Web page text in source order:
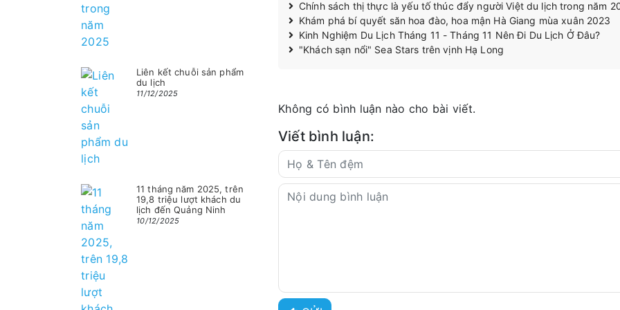
Liên kết chuỗi sản phẩm
du lịch
11/12/2025
11 tháng năm 2025, trên
19,8 triệu lượt khách du
lịch đến Quảng Ninh
10/12/2025
Chính sách thị thực là yếu tố thúc đẩy người Việt du lịch trong năm
Khám phá bí quyết săn hoa đào, hoa mận Hà Giang mùa xuân 2023
Kinh Nghiệm Du Lịch Tháng 11 - Tháng 11 Nên Đi Du Lịch Ở Đâu?
"Khách sạn nổi" Sea Stars trên vịnh Hạ Long
Không có bình luận nào cho bài viết.
Viết bình luận: